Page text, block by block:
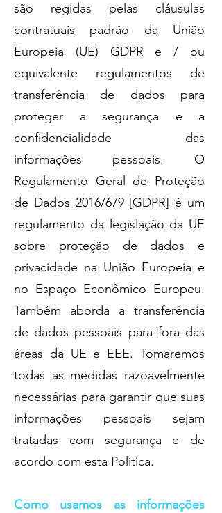
são regidas pelas cláusulas
contratuais padrão da União
Europeia (UE) GDPR e / ou
equivalente regulamentos de
transferência de dados para
proteger a segurança e a
confidencialidade das
informações pessoais. O
Regulamento Geral de Proteção
de Dados 2016/679 [GDPR] é um
regulamento da legislação da UE
sobre proteção de dados e
privacidade na União Europeia e
no Espaço Econômico Europeu.
Também aborda a transferência
de dados pessoais para fora das
áreas da UE e EEE. Tomaremos
todas as medidas razoavelmente
necessárias para garantir que suas
informações pessoais sejam
tratadas com segurança e de
acordo com esta Política.
Como usamos as informações